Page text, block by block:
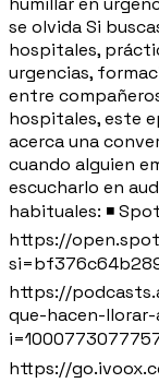
se olvida Si
hospitales,
urgencias,
entre
hospitales, este
acerca una
cuando alguien
escucharlo en
habituales: ◾
https://
https://
que-hacen-
i=1000773077757
https://